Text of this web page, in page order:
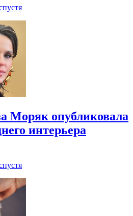
Моряк опубликовала
интерьера